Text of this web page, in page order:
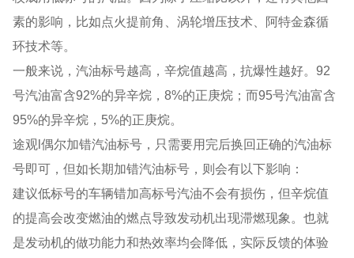
素的影响，比如点火提前角、涡轮增压技术、阿特金森循
环技术等。
一般来说，汽油标号越高，辛烷值越高，抗爆性越好。92
号汽油富含92%的异辛烷，8%的正庚烷；而95号汽油富含
95%的异辛烷，5%的正庚烷。
途观l偶尔加错汽油标号，只需要用完后换回正确的汽油标
号即可，但如长期加错汽油标号，则会有以下影响：
建议低标号的车辆错加高标号汽油不会有损伤，但辛烷值
的提高会改变燃油的燃点导致发动机出现滞燃现象。也就
是发动机的做功能力和热效率均会降低，实际反馈的体验